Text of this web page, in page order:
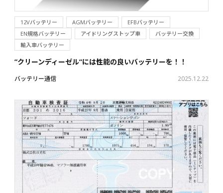
12Vバッテリー AGMバッテリー
EFBバッテリー
EN規格バッテリー
アイドリングストップ車
バッテリー交換
輸入車バッテリー
”クリーンディーゼル”には性能の良いバッテリーを！！
バッテリー通信 2025.12.22